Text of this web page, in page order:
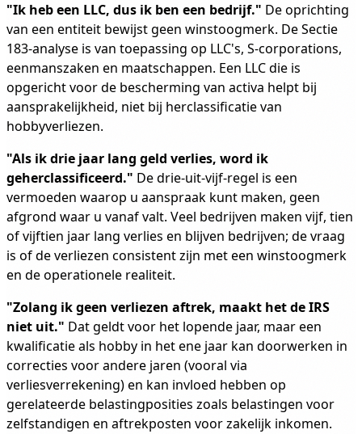
"Ik heb een LLC, dus ik ben een bedrijf." De oprichting
van een entiteit bewijst geen winstoogmerk. De Sectie
183-analyse is van toepassing op LLC's, S-corporations,
eenmanszaken en maatschappen. Een LLC die is
opgericht voor de bescherming van activa helpt bij
aansprakelijkheid, niet bij herclassificatie van
hobbyverliezen.
"Als ik drie jaar lang geld verlies, word ik
geherclassificeerd." De drie-uit-vijf-regel is een
vermoeden waarop u aanspraak kunt maken, geen
afgrond waar u vanaf valt. Veel bedrijven maken vijf, tien
of vijftien jaar lang verlies en blijven bedrijven; de vraag
is of de verliezen consistent zijn met een winstoogmerk
en de operationele realiteit.
"Zolang ik geen verliezen aftrek, maakt het de IRS
niet uit." Dat geldt voor het lopende jaar, maar een
kwalificatie als hobby in het ene jaar kan doorwerken in
correcties voor andere jaren (vooral via
verliesverrekening) en kan invloed hebben op
gerelateerde belastingposities zoals belastingen voor
zelfstandigen en aftrekposten voor zakelijk inkomen.